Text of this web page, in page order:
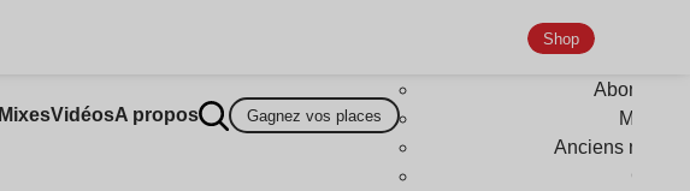
MixesVidéosA propos Gagnez vos places
Shop
Anciens